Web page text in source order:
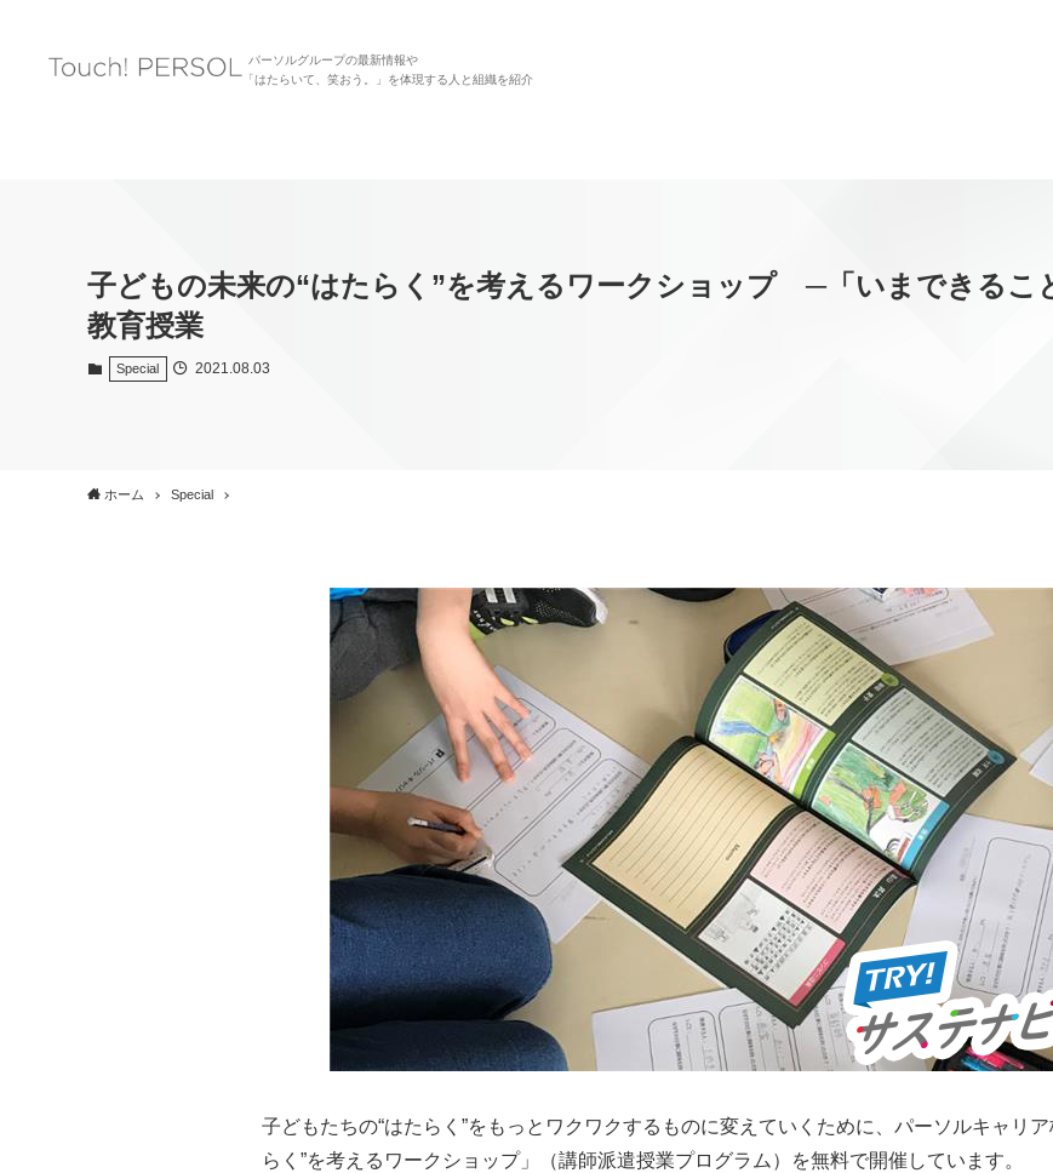
パーソルグループの最新情報や
「はたらいて、笑おう。」を体現する人と組織を紹介
子どもの未来の“はたらく”を考えるワークショップ ─「いまできるこ
教育授業
Special 2021.08.03
ホーム Special
子どもたちの“はたらく”をもっとワクワクするものに変えていくために、パーソルキャリ
らく”を考えるワークショップ」（講師派遣授業プログラム）を無料で開催しています。